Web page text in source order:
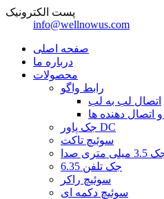
پست الکترونیک
info@wellnowus.com
صفحه اصلی
درباره ما
محصولات
رابط واگو
اتصال لب به لب
اتصال دهنده ها
جک پاور DC
سوئیچ تاکت
میلی متری صدا
6.35 جک تلفن
سوئیچ راکر
سوئیچ دکمه ای